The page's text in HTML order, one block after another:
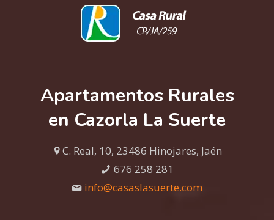
Apartamentos Rurales
en Cazorla La Suerte
C. Real, 10, 23486 Hinojares, Jaén
676 258 281
info@casaslasuerte.com